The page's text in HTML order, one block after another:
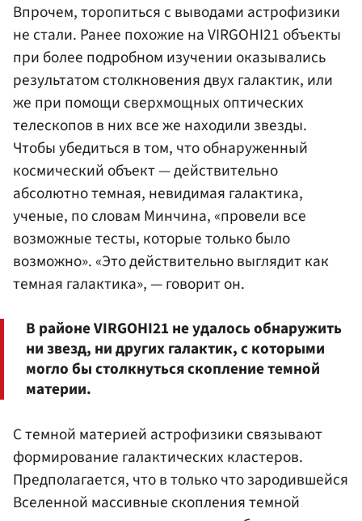
Впрочем, торопиться с выводами астрофизики
не стали. Ранее похожие на VIRGOHI21 объекты
при более подробном изучении оказывались
результатом столкновения двух галактик, или
же при помощи сверхмощных оптических
телескопов в них все же находили звезды.
Чтобы убедиться в том, что обнаруженный
космический объект — действительно
абсолютно темная, невидимая галактика,
ученые, по словам Минчина, «провели все
возможные тесты, которые только было
возможно». «Это действительно выглядит как
темная галактика», — говорит он.
В районе VIRGOHI21 не удалось обнаружить
ни звезд, ни других галактик, с которыми
могло бы столкнуться скопление темной
материи.
С темной материей астрофизики связывают
формирование галактических кластеров.
Предполагается, что в только что зародившейся
Вселенной массивные скопления темной